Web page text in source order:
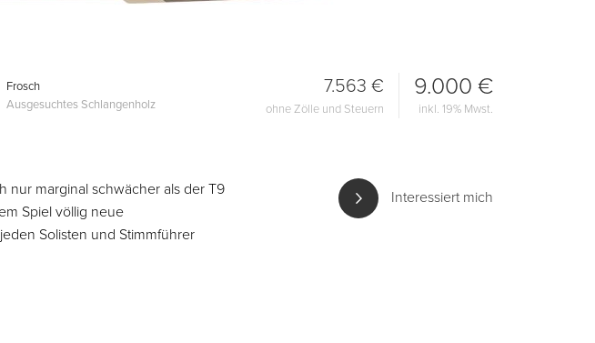
Frosch
Ausgesuchtes Schlangenholz
9.000 €
inkl. 19% Mwst.
7.563 €
ohne Zölle und Steuern
nur marginal schwächer als der T9
Spiel völlig neue
Solisten und Stimmführer
Interessiert mich